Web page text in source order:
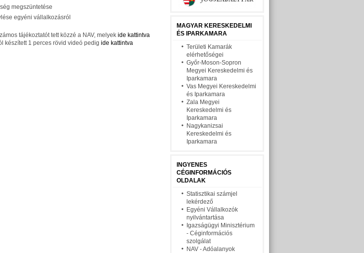
megszüntetése
egyéni vállalkozásról
tájékoztatót tett közzé a NAV, melyek ide kattintva
készített 1 perces rövid videó pedig ide kattintva
MAGYAR KERESKEDELMI
ÉS IPARKAMARA
Területi Kamarák
elérhetőségei
Győr-Moson-Sopron
Megyei Kereskedelmi és
Iparkamara
Vas Megyei Kereskedelmi
és Iparkamara
Zala Megyei
Kereskedelmi és
Iparkamara
Nagykanizsai
Kereskedelmi és
Iparkamara
INGYENES
CÉGINFORMÁCIÓS
OLDALAK
Statisztikai számjel
lekérdező
Egyéni Vállalkozók
nyilvántartása
Igazságügyi Minisztérium
- Céginformációs
szolgálat
NAV - Adóalanyok